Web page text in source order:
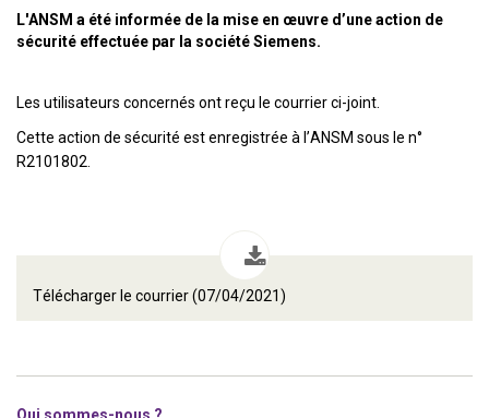
L'ANSM a été informée de la mise en œuvre d’une action de
sécurité effectuée par la société Siemens.
Les utilisateurs concernés ont reçu le courrier ci-joint.
Cette action de sécurité est enregistrée à l’ANSM sous le n°
R2101802.
Télécharger le courrier (07/04/2021)